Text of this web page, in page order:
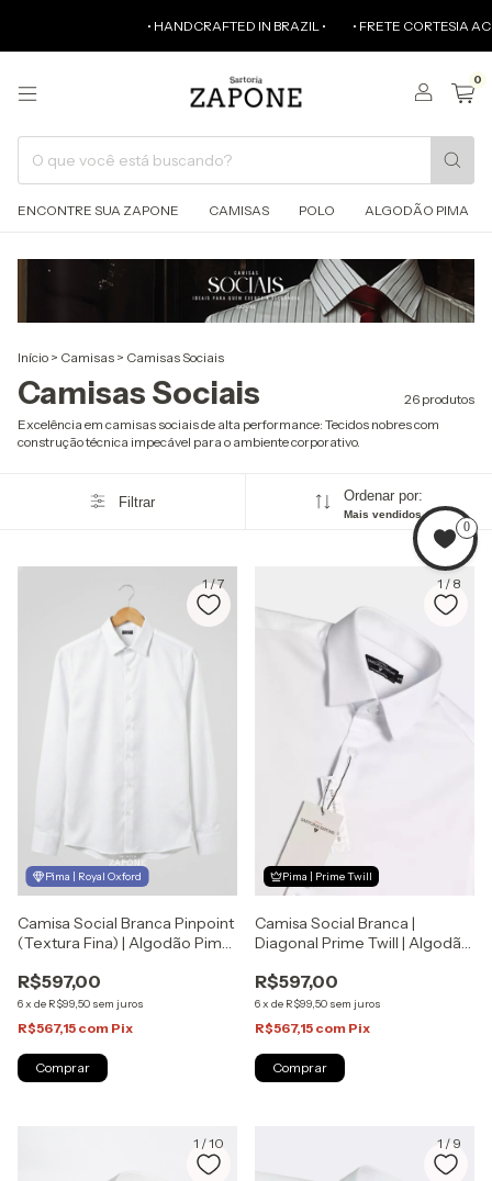
• HANDCRAFTED IN BRAZIL • • FRETE CORTESIA ACIMA DE
0
ENCONTRE SUA ZAPONE CAMISAS POLO ALGODÃO PIMA
Início > Camisas > Camisas Sociais
Camisas Sociais
26 produtos
Excelência em camisas sociais de alta performance: Tecidos nobres com
construção técnica impecável para o ambiente corporativo.
Filtrar Ordenar por:
Mais vendidos
Pima | Royal Oxford
1/7
Camisa Social Branca Pinpoint
(Textura Fina) | Algodão Pima |
R$597,00
6x de R$99,50 sem juros
R$567,15 com Pix
Comprar
Pima | Prime Twill
1 / 8
Camisa Social Branca |
Diagonal Prime Twill | Algodão
R$597,00
6x de R$99,50 sem juros
R$567,15 com Pix
Comprar
1 /10 1 / 9
0